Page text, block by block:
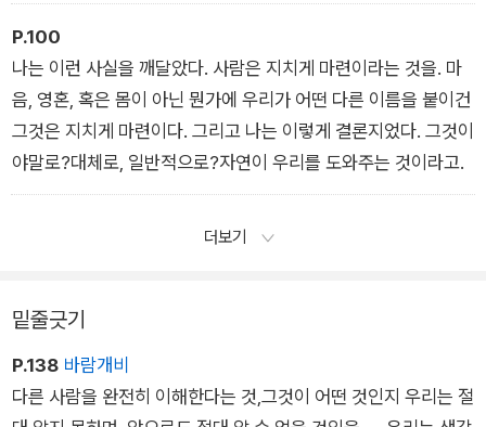
P.100
나는 이런 사실을 깨달았다. 사람은 지치게 마련이라는 것을. 마
음, 영혼, 혹은 몸이 아닌 뭔가에 우리가 어떤 다른 이름을 붙이건
그것은 지치게 마련이다. 그리고 나는 이렇게 결론지었다. 그것이
야말로?대체로, 일반적으로?자연이 우리를 도와주는 것이라고.
더보기
밑줄긋기
P.138 바람개비
다른 사람을 완전히 이해한다는 것,그것이 어떤 것인지 우리는 절